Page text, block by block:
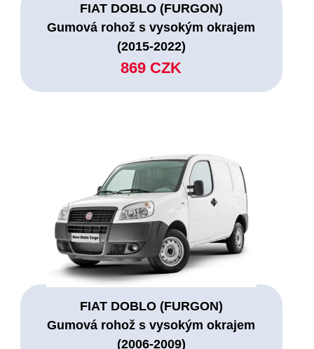
FIAT DOBLO (FURGON)
Gumová rohož s vysokým okrajem
(2015-2022)
869 CZK
FIAT DOBLO (FURGON)
Gumová rohož s vysokým okrajem
(2006-2009)